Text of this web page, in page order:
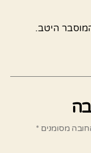
היטב.
מסומנים *